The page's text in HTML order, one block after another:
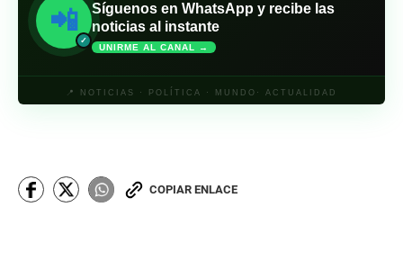
📲
✓
Síguenos en WhatsApp y recibe las
noticias al instante
UNIRME AL CANAL →
📍 NOTICIAS · POLÍTICA · MUNDO· ACTUALIDAD
COPIAR ENLACE